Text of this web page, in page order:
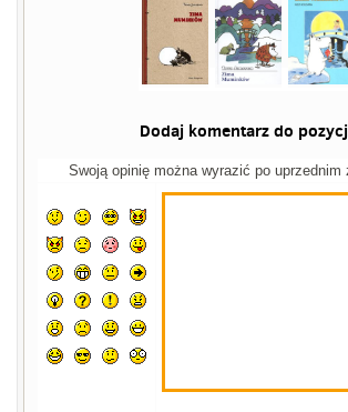
Dodaj komentarz do
Swoją opinię można wyrazić po uprzednim